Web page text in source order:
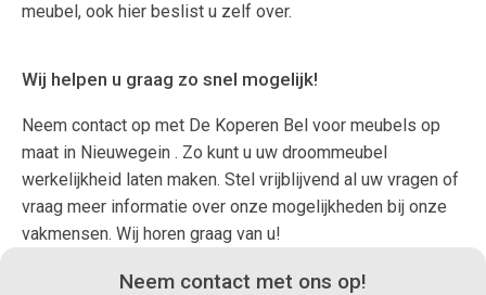
meubel, ook hier beslist u zelf over.
Wij helpen u graag zo snel mogelijk!
Neem contact op met De Koperen Bel voor meubels op
maat in Nieuwegein . Zo kunt u uw droommeubel
werkelijkheid laten maken. Stel vrijblijvend al uw vragen of
vraag meer informatie over onze mogelijkheden bij onze
vakmensen. Wij horen graag van u!
Neem contact met ons op!